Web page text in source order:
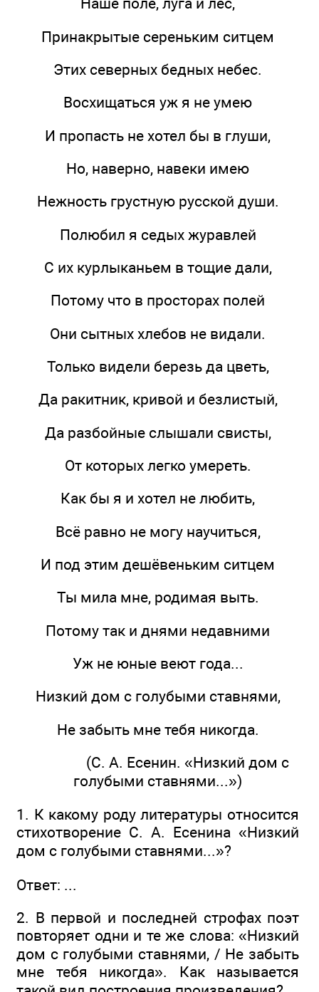
Принакрытые сереньким ситцем
Этих северных бедных небес.
Восхищаться уж я не умею
И пропасть не хотел бы в глуши,
Но, наверно, навеки имею
Нежность грустную русской души.
Полюбил я седых журавлей
С их курлыканьем в тощие дали,
Потому что в просторах полей
Они сытных хлебов не видали.
Только видели березь да цветь,
Да ракитник, кривой и безлистый,
Да разбойные слышали свисты,
От которых легко умереть.
Как бы я и хотел не любить,
Всё равно не могу научиться,
И под этим дешёвеньким ситцем
Ты мила мне, родимая выть.
Потому так и днями недавними
Уж не юные веют года...
Низкий дом с голубыми ставнями,
Не забыть мне тебя никогда.
(С. А. Есенин. «Низкий дом с
голубыми ставнями...»)
1. К какому роду литературы относится
стихотворение С. А. Есенина «Низкий
дом с голубыми ставнями...»?
Ответ: ...
2. В первой и последней строфах поэт
повторяет одни и те же слова: «Низкий
дом с голубыми ставнями, / Не забыть
мне тебя никогда». Как называется